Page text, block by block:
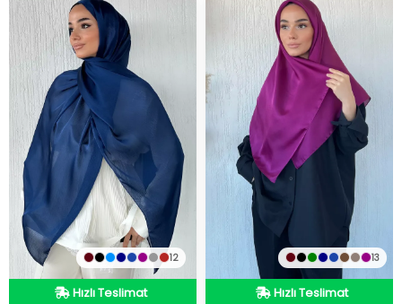
12
Hızlı Teslimat
13
Hızlı Teslimat